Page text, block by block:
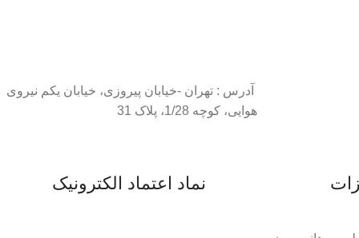
آدرس : تهران -خیابان پیروزی، خیابان یکم نیروی
هوایی، کوچه 1/28، پلاک 31
نماد اعتماد الکترونیک